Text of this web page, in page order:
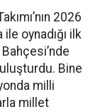
2026
oynadığı ilk
Bine
milli
millet